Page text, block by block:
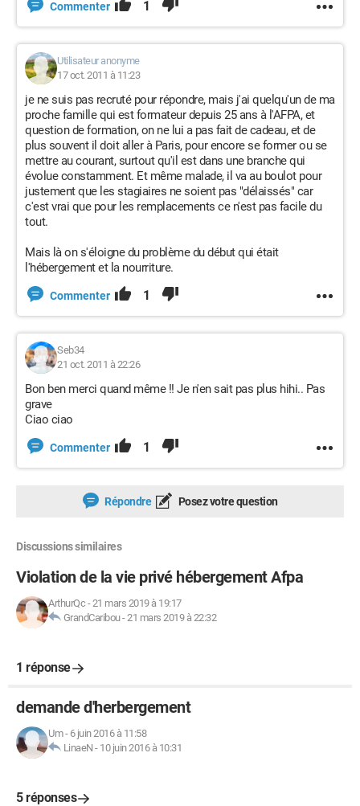
Commenter 1
Utilisateur anonyme
17 oct. 2011 à 11:23
je ne suis pas recruté pour répondre, mais j'ai quelqu'un de ma
proche famille qui est formateur depuis 25 ans à l'AFPA, et
question de formation, on ne lui a pas fait de cadeau, et de
plus souvent il doit aller à Paris, pour encore se former ou se
mettre au courant, surtout qu'il est dans une branche qui
évolue constamment. Et même malade, il va au boulot pour
justement que les stagiaires ne soient pas "délaissés" car
c'est vrai que pour les remplacements ce n'est pas facile du
tout.
Mais là on s'éloigne du problème du début qui était
l'hébergement et la nourriture.
Commenter 1
Seb34
21 oct. 2011 à 22:26
Bon ben merci quand même !! Je n'en sait pas plus hihi.. Pas
grave
Ciao ciao
Commenter 1
Répondre Posez votre question
Discussions similaires
Violation de la vie privé hébergement Afpa
ArthurQc -21 mars 2019 à 19:17
GrandCaribou-21 mars 2019 à 22:32
1 réponse
demande d'herbergement
Um- 6 juin 2016 à 11:58
LinaeN - 10 juin 2016 à 10:31
5 réponses